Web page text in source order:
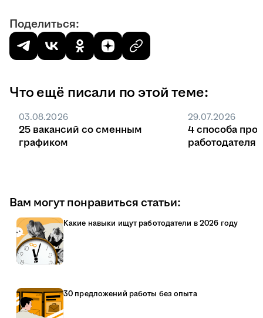
Поделиться:
Что ещё писали по этой теме:
03.08.2026
25 вакансий со сменным
графиком
29.07.2026
4 способа
работодателя
Вам могут понравиться статьи:
Какие навыки ищут работодатели в 2026 году
30 предложений работы без опыта